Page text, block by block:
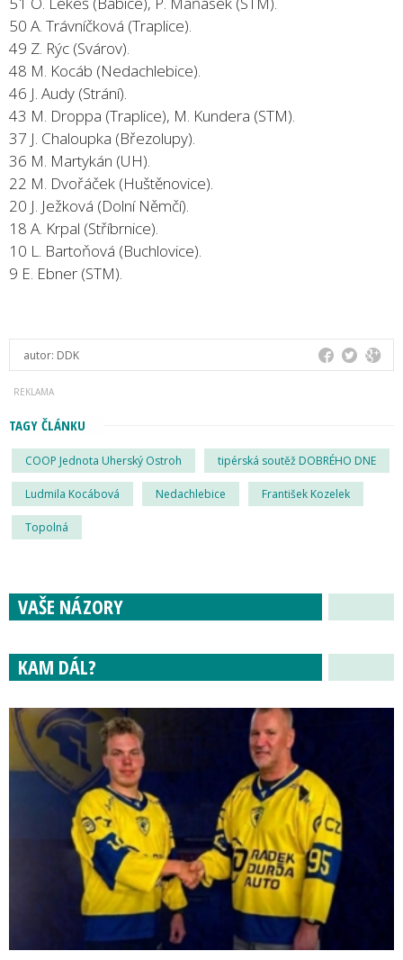
50 A. Trávníčková (Traplice).
49 Z. Rýc (Svárov).
48 M. Kocáb (Nedachlebice).
46 J. Audy (Strání).
43 M. Droppa (Traplice), M. Kundera (STM).
37 J. Chaloupka (Březolupy).
36 M. Martykán (UH).
22 M. Dvořáček (Huštěnovice).
20 J. Ježková (Dolní Němčí).
18 A. Krpal (Stříbrnice).
10 L. Bartoňová (Buchlovice).
9 E. Ebner (STM).
autor: DDK
TAGY ČLÁNKU
COOP Jednota Uherský Ostroh tipérská soutěž DOBRÉHO DNE
Ludmila Kocábová Nedachlebice František Kozelek
Topolná
VAŠE NÁZORY
KAM DÁL?